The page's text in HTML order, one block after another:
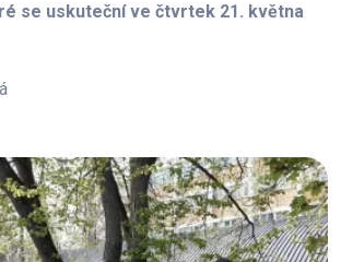
se uskuteční ve čtvrtek 21. května